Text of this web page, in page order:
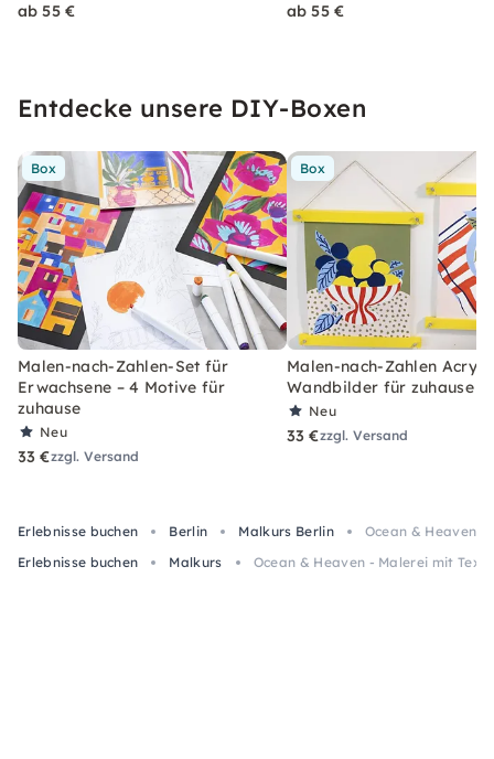
ab 55 € ab 55 €
Entdecke unsere DIY-Boxen
Box
Malen-nach-Zahlen-Set für
Erwachsene – 4 Motive für
zuhause
Neu
33 €zzgl. Versand
Box
Malen-nach-Zahlen Acryl-
Wandbilder für zuhause
Neu
33 €zzgl. Versand
Erlebnisse buchen Berlin Malkurs Berlin
Ocean & Heaven
Erlebnisse buchen
Malkurs Ocean & Heaven - Malerei mit